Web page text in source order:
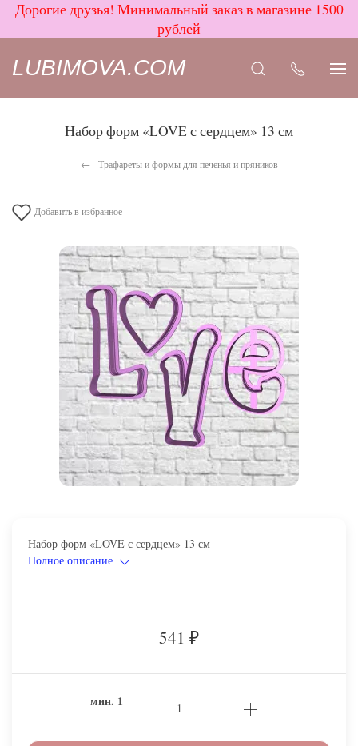
Дорогие друзья! Минимальный заказ в магазине 1500
рублей
LUBIMOVA.COM
Набор форм «LOVE с сердцем» 13 см
Трафареты и формы для печенья и пряников
Добавить в избранное
Набор форм «LOVE с сердцем» 13 см
Полное описание
541 ₽
мин. 1